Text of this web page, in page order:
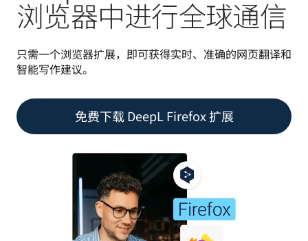
从高质量文本翻译到实时语音平台
浏览器中进行全球通信
只需一个浏览器扩展，即可获得实时、准确的网页翻译和
智能写作建议。
免费下载 DeepL Firefox 扩展